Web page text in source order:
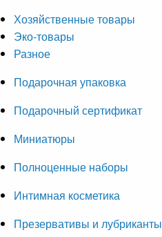
Хозяйственные товары
Эко-товары
Разное
Подарочная упаковка
Подарочный сертификат
Миниатюры
Полноценные наборы
Интимная косметика
Презервативы и лубриканты